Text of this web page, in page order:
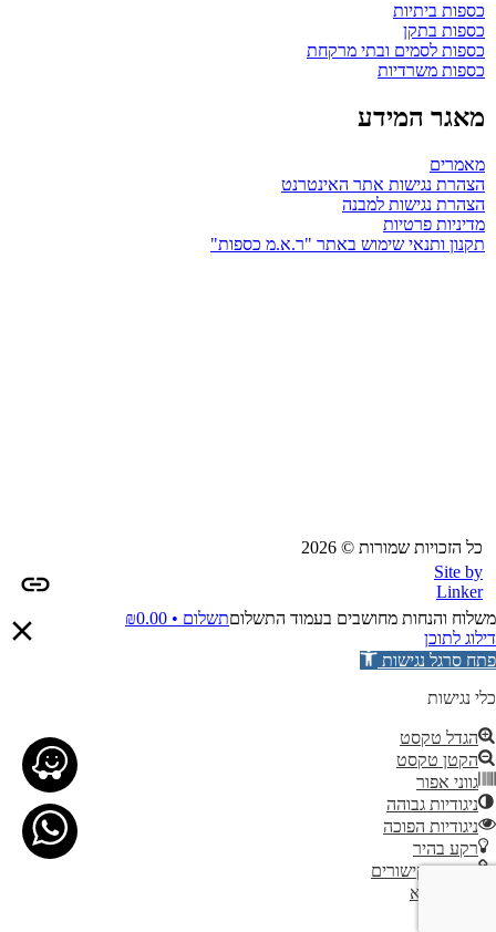
כספות ביתיות
כספות בתקן
כספות לסמים ובתי מרקחת
כספות משרדיות
מאגר המידע
מאמרים
הצהרת נגישות אתר האינטרנט
הצהרת נגישות למבנה
מדיניות פרטיות
תקנון ותנאי שימוש באתר "ר.א.מ כספות"
כל הזכויות שמורות © 2026
Site by
Linker
משלוח והנחות מחושבים בעמוד התשלוםתשלום • ₪0.00
דילוג לתוכן
פתח סרגל נגישות
כלי נגישות
הגדל טקסט
הקטן טקסט
גווני אפור
ניגודיות גבוהה
ניגודיות הפוכה
רקע בהיר
הדגשת קישורים
פונט קריא